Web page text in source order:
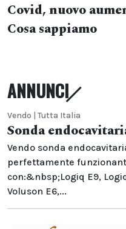
Covid, nuovo
Cosa sappiamo
ANNUNCI
Vendo | Tutta Italia
Sonda
Vendo sonda
perfettamente
con:&nbsp;Logiq E9,
Voluson E6,...